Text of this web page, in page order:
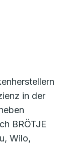
in der
BRÖTJE
Wilo,